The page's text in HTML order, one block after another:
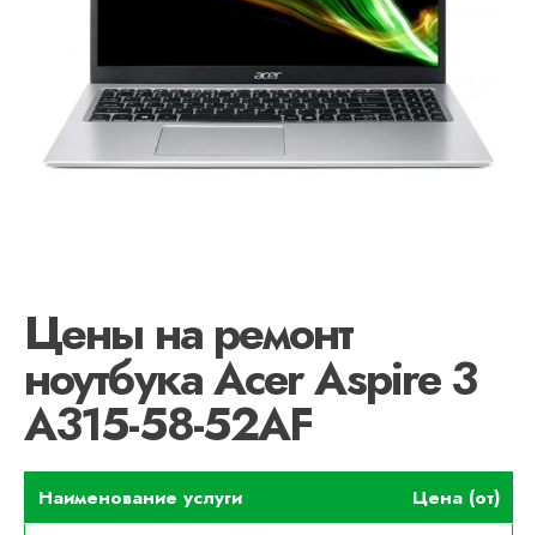
Цены на ремонт
ноутбука Acer Aspire 3
A315-58-52AF
Наименование услуги
Цена (от)